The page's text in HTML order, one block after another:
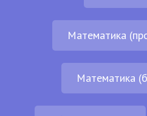
Математика
Математика